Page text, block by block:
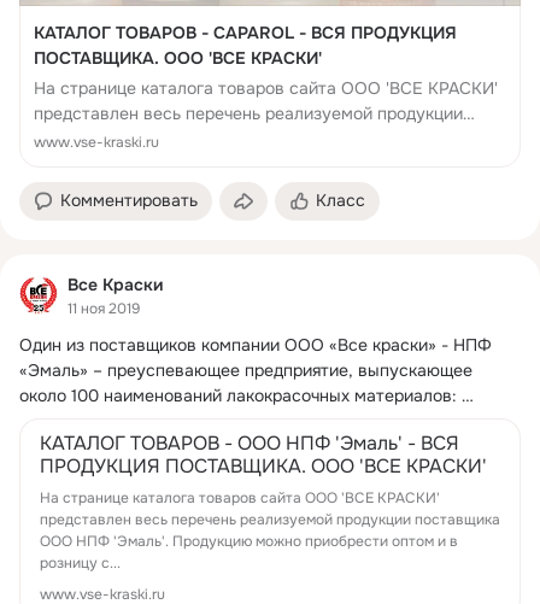
КАТАЛОГ ТОВАРОВ - CAPAROL - ВСЯ ПРОДУКЦИЯ
ПОСТАВЩИКА. ООО 'ВСЕ КРАСКИ'
На странице каталога товаров сайта ООО 'ВСЕ КРАСКИ'
представлен весь перечень реализуемой продукции
поставщика CAPAROL. Продукцию можно приобрести
www.vse-kraski.ru
Комментировать Класс
Все Краски
11 ноя 2019
Один из поставщиков компании ООО «Все краски» - НПФ
«Эмаль» – преуспевающее предприятие, выпускающее
около 100 наименований лакокрасочных материалов:
органосиликатные композиции, ЛКМ специального значения
(химстойкие, эпоксидные, антикоррозионные эмали, лаки и
грунтовки), а также ЛКМ общего назначения со стабильным
и ежегодным ростом объёмов производства. ...
КАТАЛОГ ТОВАРОВ - ООО НПФ 'Эмаль' - ВСЯ
ПРОДУКЦИЯ ПОСТАВЩИКА. ООО 'ВСЕ КРАСКИ'
На странице каталога товаров сайта ООО 'ВСЕ КРАСКИ'
представлен весь перечень реализуемой продукции поставщика
ООО НПФ 'Эмаль'. Продукцию можно приобрести оптом и в
розницу с...
www.vse-kraski.ru